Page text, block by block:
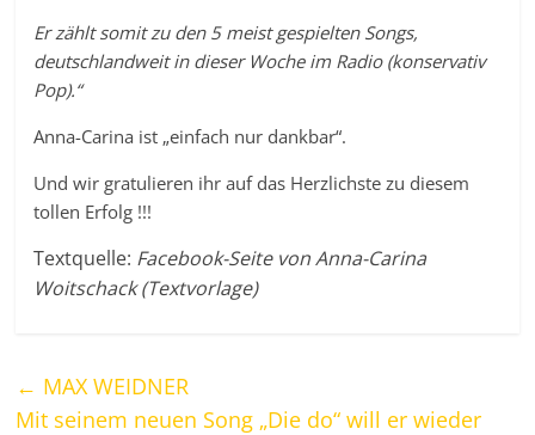
Er zählt somit zu den 5 meist gespielten Songs,
deutschlandweit in dieser Woche im Radio (konservativ
Pop).“
Anna-Carina ist „einfach nur dankbar“.
Und wir gratulieren ihr auf das Herzlichste zu diesem
tollen Erfolg !!!
Textquelle: Facebook-Seite von Anna-Carina
Woitschack (Textvorlage)
← MAX WEIDNER
Mit seinem neuen Song „Die do“ will er wieder